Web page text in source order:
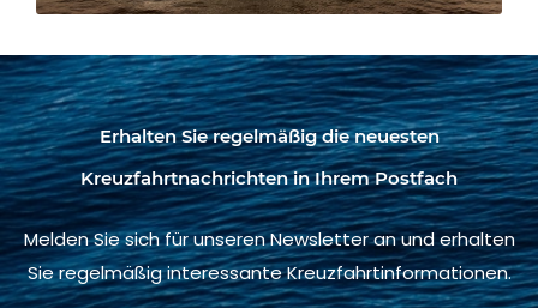
Erhalten Sie regelmäßig die neuesten
Kreuzfahrtnachrichten in Ihrem Postfach
Melden Sie sich für unseren Newsletter an und erhalten
Sie regelmäßig interessante Kreuzfahrtinformationen.